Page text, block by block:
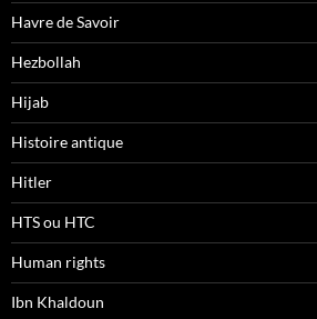
Havre de Savoir
Hezbollah
Hijab
Histoire antique
Hitler
HTS ou HTC
Human rights
Ibn Khaldoun